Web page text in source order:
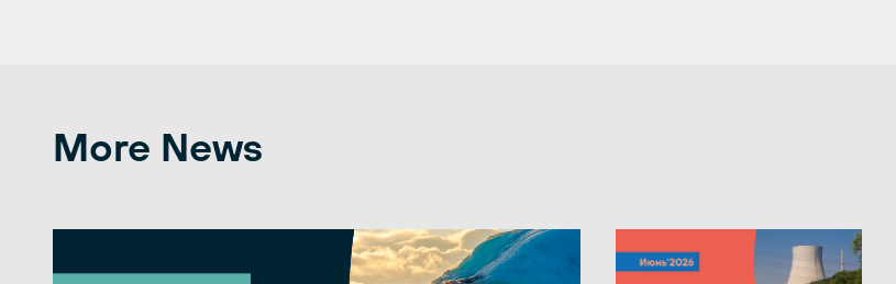
More News